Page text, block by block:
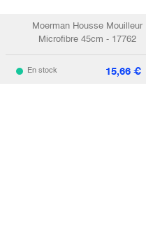
Moerman Housse Mouilleur
Microfibre 45cm - 17762
En stock 15,66 €